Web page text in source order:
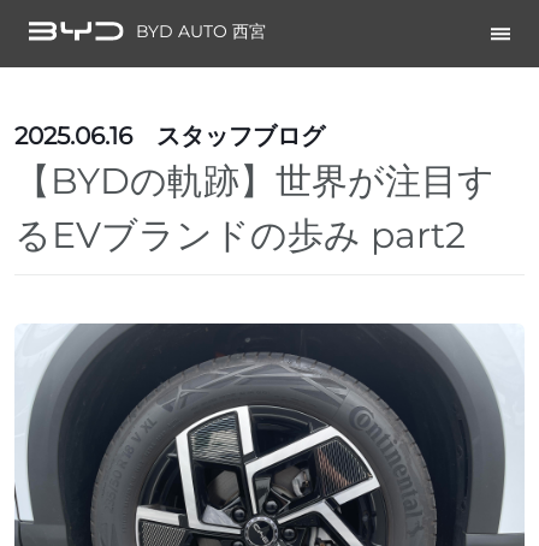
BYD AUTO 西宮
2025.06.16 スタッフブログ
【BYDの軌跡】世界が注目す
るEVブランドの歩み part2